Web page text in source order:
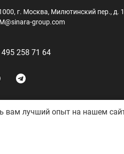
г. Москва, Милютинский пер., д.
group.com
495 258 71 64
защищены
лучший опыт на нашем